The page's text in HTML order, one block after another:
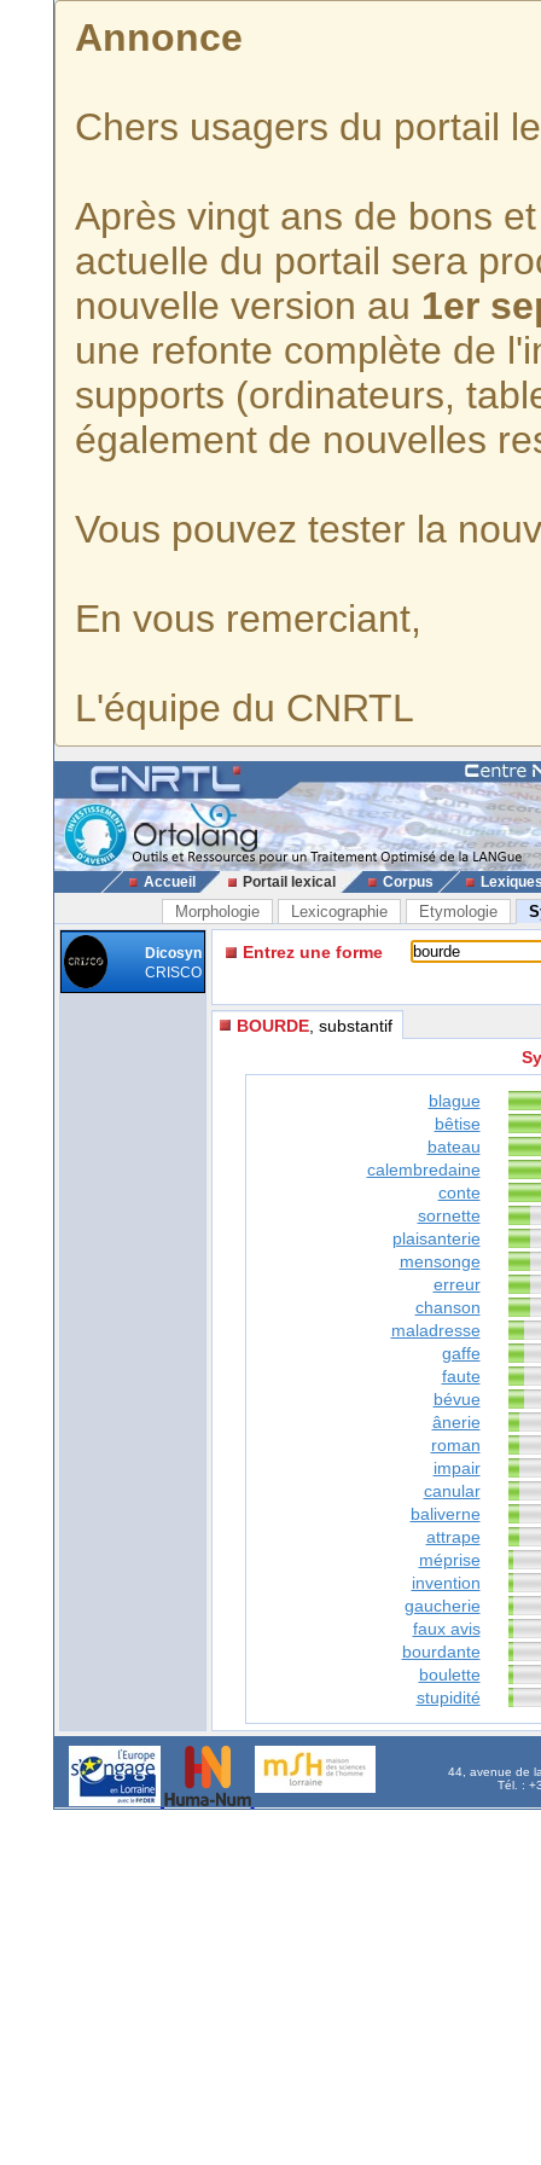
Annonce
Chers usagers du portail
Après vingt ans de bons
actuelle du portail sera
nouvelle version au 1er
une refonte complète de
supports (ordinateurs,
également de nouvelles
Vous pouvez tester la
En vous remerciant,
L'équipe du CNRTL
Accueil Portail lexical Corpus
Morphologie Lexicographie Etymologie
Dicosyn
CRISCO
Entrez une forme
BOURDE , substantif
blague
bêtise
bateau
calembredaine
conte
sornette
plaisanterie
mensonge
erreur
chanson
maladresse
gaffe
faute
bévue
ânerie
roman
impair
canular
baliverne
attrape
méprise
invention
gaucherie
faux avis
bourdante
boulette
stupidité
44, avenue de
Tél. :